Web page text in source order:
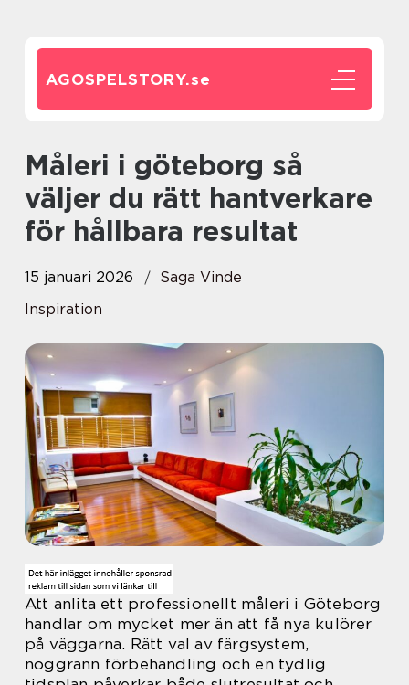
AGOSPELSTORY.se
Måleri i göteborg så
väljer du rätt hantverkare
för hållbara resultat
15 januari 2026
Saga Vinde
Inspiration
Att anlita ett professionellt måleri i Göteborg
handlar om mycket mer än att få nya kulörer
på väggarna. Rätt val av färgsystem,
noggrann förbehandling och en tydlig